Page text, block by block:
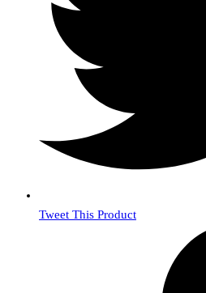
Tweet This Product